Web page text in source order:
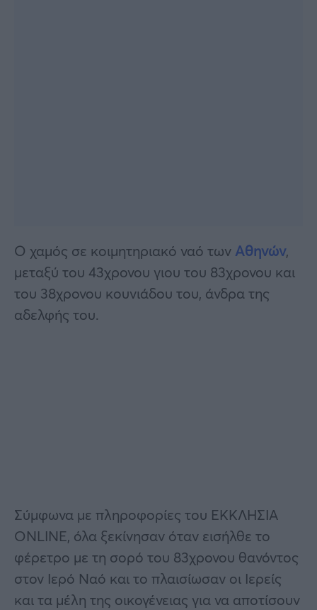
Ο χαμός σε κοιμητηριακό ναό τωνΑθηνών,
μεταξύ του 43χρονου γιου του 83χρονου και
του 38χρονου κουνιάδου του, άνδρα της
αδελφής του.
Σύμφωνα με πληροφορίες του ΕΚΚΛΗΣΙΑ
ONLINE, όλα ξεκίνησαν όταν εισήλθε το
φέρετρο με τη σορό του 83χρονου θανόντος
στον Ιερό Ναό και το πλαισίωσαν οι Ιερείς
και τα μέλη της οικογένειας για να αποτίσουν